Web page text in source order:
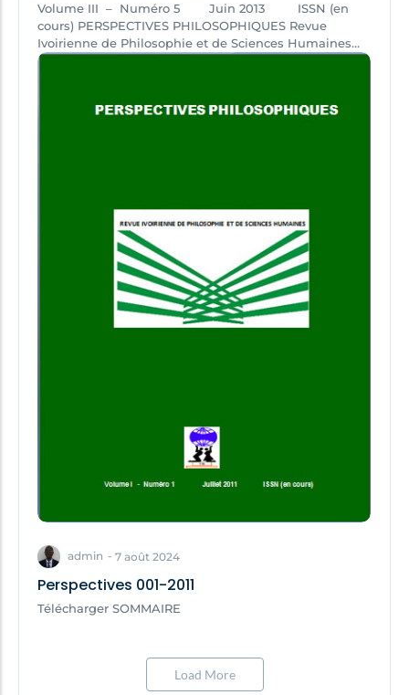
Volume III – Numéro 5 Juin 2013 ISSN (en
cours) PERSPECTIVES PHILOSOPHIQUES Revue
Ivoirienne de Philosophie et de Sciences Humaines...
admin - 7 août 2024
Perspectives 001-2011
Télécharger SOMMAIRE
Load More